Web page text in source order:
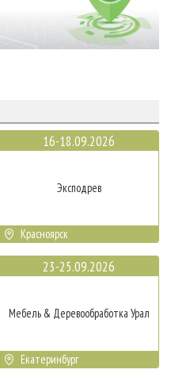
16-18.09.2026
Эксподрев
Красноярск
23-25.09.2026
Мебель & Деревообработка Урал
Екатеринбург